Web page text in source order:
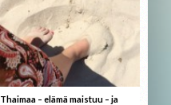
Thaimaa – elämä maistuu – ja